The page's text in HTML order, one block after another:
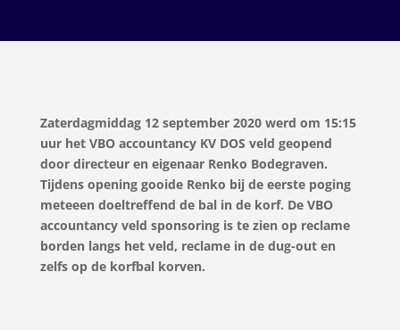
Zaterdagmiddag 12 september 2020 werd om 15:15
uur het VBO accountancy KV DOS veld geopend
door directeur en eigenaar Renko Bodegraven.
Tijdens opening gooide Renko bij de eerste poging
meteeen doeltreffend de bal in de korf. De VBO
accountancy veld sponsoring is te zien op reclame
borden langs het veld, reclame in de dug-out en
zelfs op de korfbal korven.